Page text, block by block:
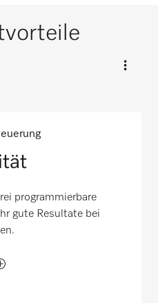
programmierbare
gute Resultate bei